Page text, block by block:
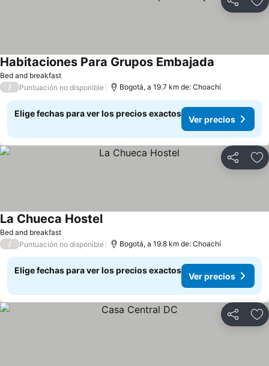
Compartir
Bed and breakfast
Habitaciones Para Grupos Embajada
/ Puntuación no disponible Bogotá, a 19.7 km de: Choachí
Elige fechas para ver los precios exactos
Ver precios
Compartir
Bed and breakfast
La Chueca Hostel
/ Puntuación no disponible Bogotá, a 19.8 km de: Choachí
Elige fechas para ver los precios exactos
Ver precios
Compartir